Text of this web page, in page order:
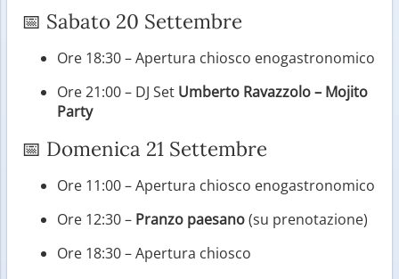
📅 Sabato 20 Settembre
Ore 18:30 – Apertura chiosco enogastronomico
Ore 21:00 – DJ Set Umberto Ravazzolo – Mojito
Party
📅 Domenica 21 Settembre
Ore 11:00 – Apertura chiosco enogastronomico
Ore 12:30 – Pranzo paesano(su prenotazione)
Ore 18:30 – Apertura chiosco